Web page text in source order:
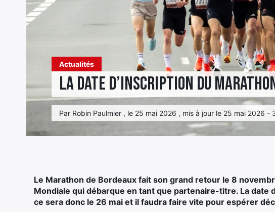
Actualités
La date d’inscription du
Par Robin Paulmier , le 25 mai 2026 , mis à jour le 25 mai 2026 -
Le Marathon de Bordeaux fait son grand retour le 8
Mondiale qui débarque en tant que partenaire-titre. La date
ce sera donc le 26 mai et il faudra faire vite pour espérer